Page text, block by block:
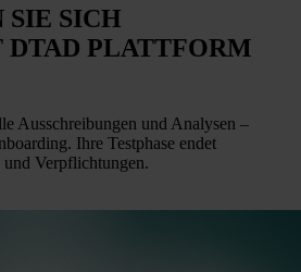
SIE SICH
DTAD PLATTFORM
Ausschreibungen und Analysen –
Ihre Testphase endet
Verpflichtungen.